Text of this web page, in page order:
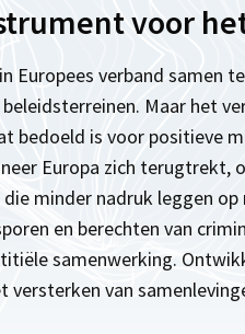
voor
Europees verband samen
Maar het
bedoeld is voor positieve
Europa zich
minder nadruk leggen
en berechten van
samenwerking.
versterken van